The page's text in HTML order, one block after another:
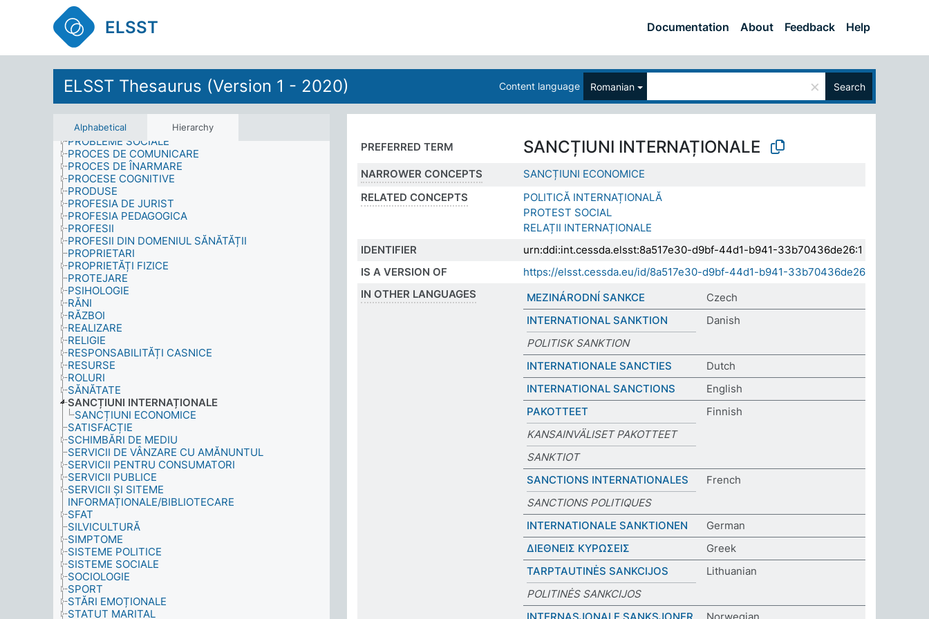
ELSST Documentation About Feedback Help
ELSST Thesaurus (Version 1 - 2020) Content language Romanian × Search
Alphabetical Hierarchy
PARTENERIATE CIVILE
PARTICIPARE
PERSOANE PUBLICE
PERSONALITATE
POLITICĂ
POLITICI
POLUANȚI
POPULAȚIE
PRACTICI EZOTERICE
PREZENȚĂ
PROBLEME SOCIALE
PROCES DE COMUNICARE
PROCES DE ÎNARMARE
PROCESE COGNITIVE
PRODUSE
PROFESIA DE JURIST
PROFESIA PEDAGOGICA
PROFESII
PROFESII DIN DOMENIUL SĂNĂTĂȚII
PROPRIETARI
PROPRIETĂȚI FIZICE
PROTEJARE
PSIHOLOGIE
RĂNI
RĂZBOI
REALIZARE
RELIGIE
RESPONSABILITĂȚI CASNICE
RESURSE
ROLURI
SĂNĂTATE
SANCȚIUNI INTERNAȚIONALE
SANCȚIUNI ECONOMICE
SATISFACȚIE
SCHIMBĂRI DE MEDIU
SERVICII DE VÂNZARE CU AMĂNUNTUL
SERVICII PENTRU CONSUMATORI
SERVICII PUBLICE
SERVICII ȘI SITEME
INFORMAȚIONALE/BIBLIOTECARE
SFAT
SILVICULTURĂ
SIMPTOME
SISTEME POLITICE
SISTEME SOCIALE
SOCIOLOGIE
SPORT
STĂRI EMOȚIONALE
STATUT MARITAL
PREFERRED TERM SANCȚIUNI INTERNAȚIONALE
NARROWER CONCEPTS
SANCȚIUNI ECONOMICE
RELATED CONCEPTS
POLITICĂ INTERNAȚIONALĂ
PROTEST SOCIAL
RELAȚII INTERNAȚIONALE
IDENTIFIER
urn:ddi:int.cessda.elsst:8a517e30-d9bf-44d1-b941-33b70436de26:1
IS A VERSION OF
https://elsst.cessda.eu/id/8a517e30-d9bf-44d1-b941-33b70436de26
IN OTHER LANGUAGES
MEZINÁRODNÍ SANKCE
Czech
INTERNATIONAL SANKTION
Danish
POLITISK SANKTION
INTERNATIONALE SANCTIES
Dutch
INTERNATIONAL SANCTIONS
English
PAKOTTEET
Finnish
KANSAINVÄLISET PAKOTTEET
SANKTIOT
SANCTIONS INTERNATIONALES
French
SANCTIONS POLITIQUES
INTERNATIONALE SANKTIONEN
German
ΔΙΕΘΝΕΙΣ ΚΥΡΩΣΕΙΣ
Greek
TARPTAUTINĖS SANKCIJOS
Lithuanian
POLITINĖS SANKCIJOS